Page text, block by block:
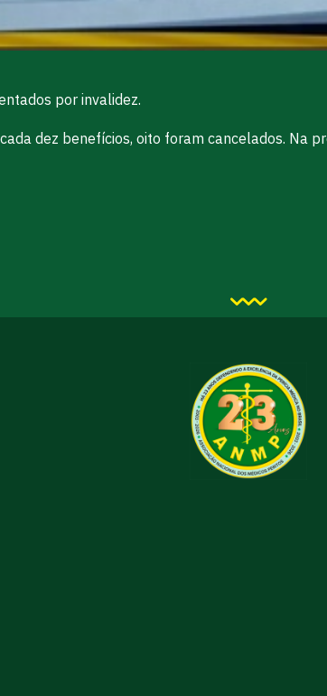
por invalidez.
dez benefícios, oito foram cancelados. Na